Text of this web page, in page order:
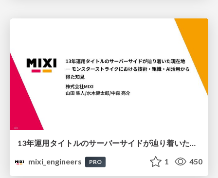
13年運用タイトルのサーバーサイドが辿り着いた現在地 ― モンスターストライクにおける技術・組織・AI活用から得た知見
mixi_engineers
PRO 1 450